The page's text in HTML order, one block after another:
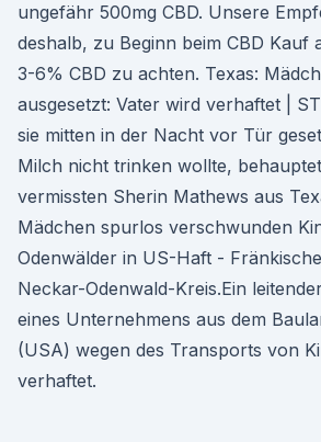
ungefähr 500mg CBD. Unsere
deshalb, zu Beginn beim CBD Kauf
3-6% CBD zu achten. Texas:
ausgesetzt: Vater wird verhaftet |
sie mitten in der Nacht vor Tür
Milch nicht trinken wollte,
vermissten Sherin Mathews aus
Mädchen spurlos verschwunden
Odenwälder in US-Haft -
Neckar-Odenwald-Kreis.Ein
eines Unternehmens aus dem
(USA) wegen des Transports von
verhaftet.